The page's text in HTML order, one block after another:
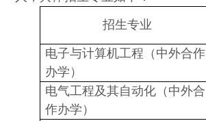
招生专业
电子与计算机工程（中外合作
办学）
电气工程及其自动化（中外合
作办学）